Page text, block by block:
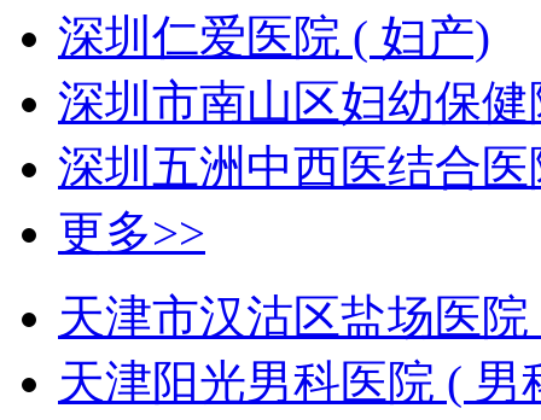
深圳仁爱医院 ( 妇产)
深圳市南山区妇幼保
深圳五洲中西医结合
更多>>
天津市汉沽区盐场医
天津阳光男科医院 ( 男